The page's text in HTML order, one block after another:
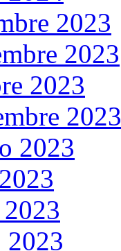
2023
2023
2023
2023
2023
2023